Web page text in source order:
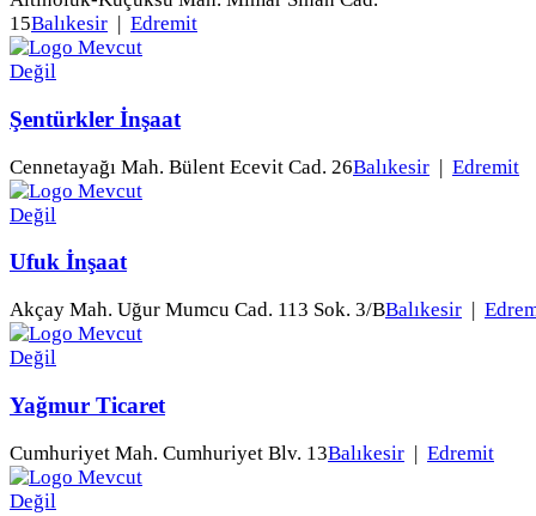
15Balıkesir Edremit
Şentürkler İnşaat
Cennetayağı Mah. Bülent Ecevit Cad. 26Balıkesir | Edremit
Ufuk İnşaat
Akçay Mah. Uğur Mumcu Cad. 113 Sok. 3/BBalıkesir |
Yağmur Ticaret
Cumhuriyet Mah. Cumhuriyet Blv. 13Balıkesir | Edremit